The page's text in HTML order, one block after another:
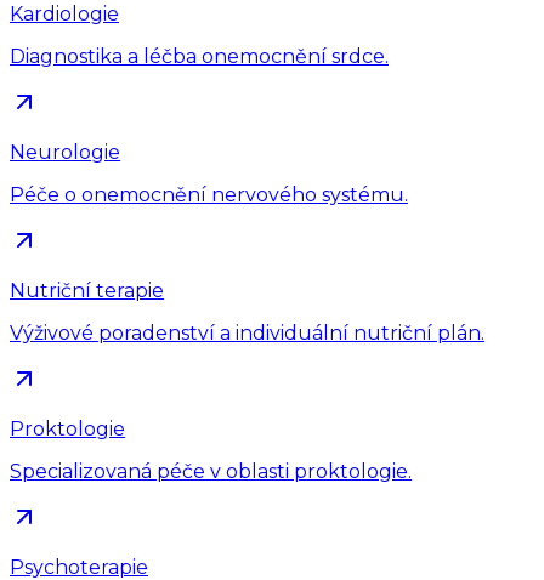
Kardiologie
Diagnostika a léčba onemocnění srdce.
Neurologie
Péče o onemocnění nervového systému.
Nutriční terapie
Výživové poradenství a individuální nutriční plán.
Proktologie
Specializovaná péče v oblasti proktologie.
Psychoterapie